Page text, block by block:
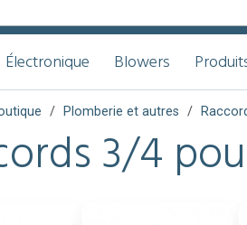
Électronique Blowers
Plomberie et autres
3/4